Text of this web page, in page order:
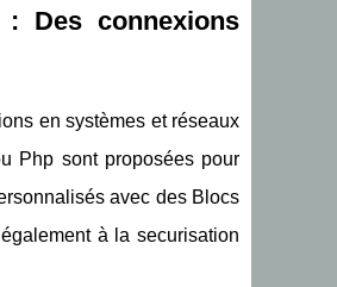
Des connexions
en systèmes et réseaux
Php sont proposées pour
avec des Blocs
à la securisation